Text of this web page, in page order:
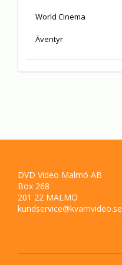
World Cinema
Äventyr
DVD Video Malmö AB
Box 268
201 22 MALMÖ
kundservice@kvarnvideo.se